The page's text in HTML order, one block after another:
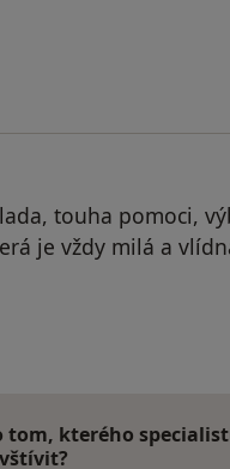
touha pomoci,
je vždy milá a
kterého